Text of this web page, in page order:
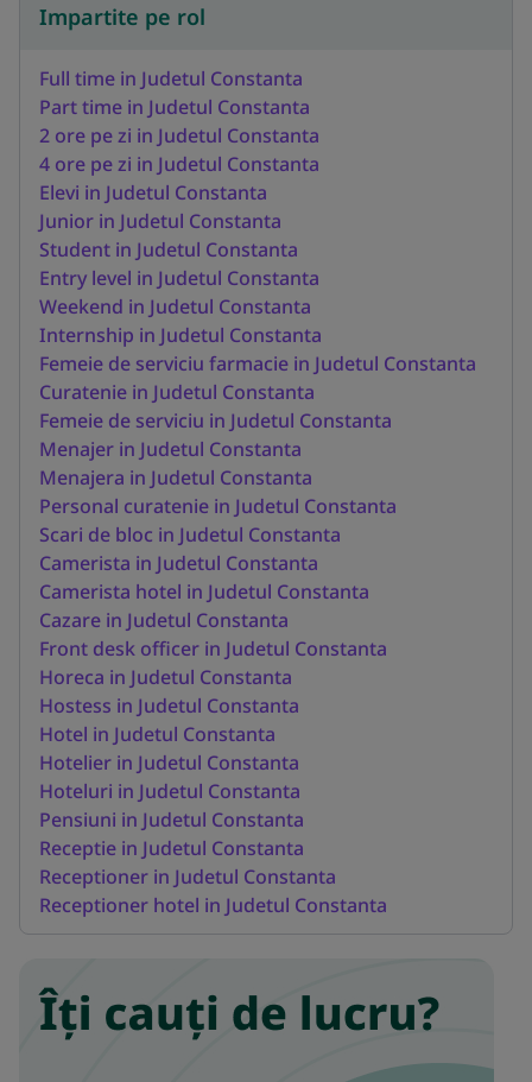
Impartite pe rol
Full time in Judetul Constanta
Part time in Judetul Constanta
2 ore pe zi in Judetul Constanta
4 ore pe zi in Judetul Constanta
Elevi in Judetul Constanta
Junior in Judetul Constanta
Student in Judetul Constanta
Entry level in Judetul Constanta
Weekend in Judetul Constanta
Internship in Judetul Constanta
Femeie de serviciu farmacie in Judetul Constanta
Curatenie in Judetul Constanta
Femeie de serviciu in Judetul Constanta
Menajer in Judetul Constanta
Menajera in Judetul Constanta
Personal curatenie in Judetul Constanta
Scari de bloc in Judetul Constanta
Camerista in Judetul Constanta
Camerista hotel in Judetul Constanta
Cazare in Judetul Constanta
Front desk officer in Judetul Constanta
Horeca in Judetul Constanta
Hostess in Judetul Constanta
Hotel in Judetul Constanta
Hotelier in Judetul Constanta
Hoteluri in Judetul Constanta
Pensiuni in Judetul Constanta
Receptie in Judetul Constanta
Receptioner in Judetul Constanta
Receptioner hotel in Judetul Constanta